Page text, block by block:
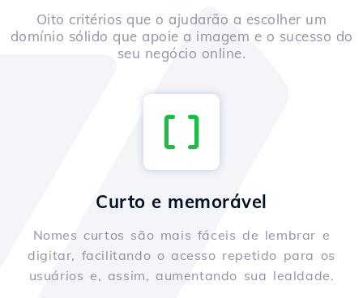
Oito critérios que o ajudarão a escolher um
domínio sólido que apoie a imagem e o sucesso do
seu negócio online.
Curto e memorável
Nomes curtos são mais fáceis de lembrar e
digitar, facilitando o acesso repetido para os
usuários e, assim, aumentando sua lealdade.